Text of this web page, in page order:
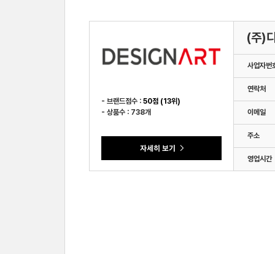
- 브랜드점수 : 50점 (13위)
- 상품수 : 738개
(주)
사업자번
연락처
이메일
주소
영업시간